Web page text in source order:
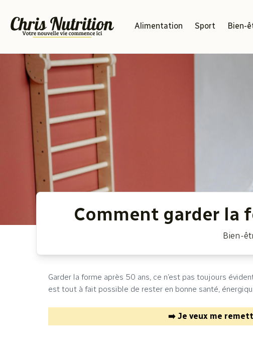
Alimentation Sport Bien-
Comment garder la
Bien-
Garder la forme après 50 ans, ce n’est pas toujours
est tout à fait possible de rester en bonne santé,
➡️ Je veux me